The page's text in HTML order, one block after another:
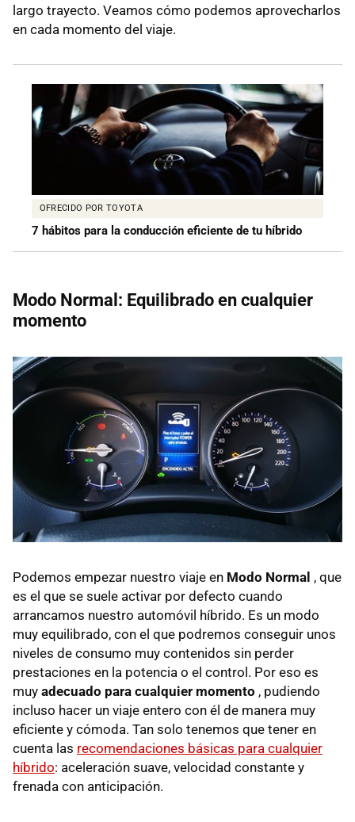
largo trayecto. Veamos cómo podemos aprovecharlos
en cada momento del viaje.
OFRECIDO POR TOYOTA
7 hábitos para la conducción eficiente de tu híbrido
Modo Normal: Equilibrado en cualquier
momento
Podemos empezar nuestro viaje en Modo Normal , que
es el que se suele activar por defecto cuando
arrancamos nuestro automóvil híbrido. Es un modo
muy equilibrado, con el que podremos conseguir unos
niveles de consumo muy contenidos sin perder
prestaciones en la potencia o el control. Por eso es
muy adecuado para cualquier momento , pudiendo
incluso hacer un viaje entero con él de manera muy
eficiente y cómoda. Tan solo tenemos que tener en
cuenta las recomendaciones básicas para cualquier
híbrido: aceleración suave, velocidad constante y
frenada con anticipación.